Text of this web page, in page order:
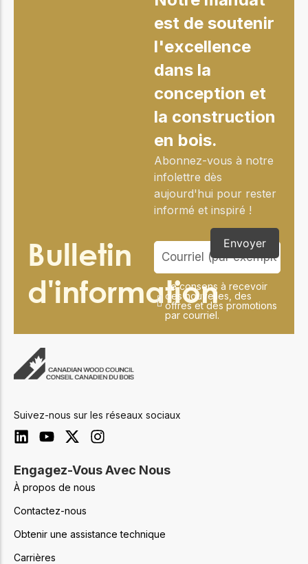
Bulletin
d'information
est de soutenir
l'excellence
dans la
conception et
la construction
en bois.
Abonnez-vous à notre
infolettre dès
aujourd'hui pour rester
informé et inspiré !
Je consens à recevoir
des nouvelles, des
offres et des promotions
par courriel.
Envoyer
Suivez-nous sur les réseaux sociaux
Engagez-Vous Avec Nous
À propos de nous
Contactez-nous
Obtenir une assistance technique
Carrières